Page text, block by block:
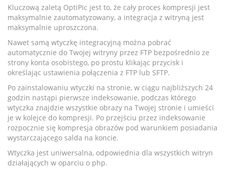
Kluczową zaletą OptiPic jest to, że cały proces kompresji jest
maksymalnie zautomatyzowany, a integracja z witryną jest
maksymalnie uproszczona.
Nawet samą wtyczkę integracyjną można pobrać
automatycznie do Twojej witryny przez FTP bezpośrednio ze
strony konta osobistego, po prostu klikając przycisk i
określając ustawienia połączenia z FTP lub SFTP.
Po zainstalowaniu wtyczki na stronie, w ciągu najbliższych 24
godzin nastąpi pierwsze indeksowanie, podczas którego
wtyczka znajdzie wszystkie obrazy na Twojej stronie i umieści
je w kolejce do kompresji. Po przejściu przez indeksowanie
rozpocznie się kompresja obrazów pod warunkiem posiadania
wystarczającego salda na koncie.
Wtyczka jest uniwersalna, odpowiednia dla wszystkich witryn
działających w oparciu o php.